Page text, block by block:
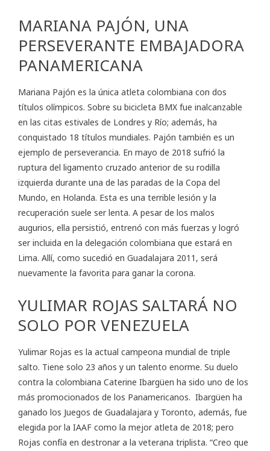
MARIANA PAJÓN, UNA
PERSEVERANTE EMBAJADORA
PANAMERICANA
Mariana Pajón es la única atleta colombiana con dos
títulos olímpicos. Sobre su bicicleta BMX fue inalcanzable
en las citas estivales de Londres y Río; además, ha
conquistado 18 títulos mundiales. Pajón también es un
ejemplo de perseverancia. En mayo de 2018 sufrió la
ruptura del ligamento cruzado anterior de su rodilla
izquierda durante una de las paradas de la Copa del
Mundo, en Holanda. Esta es una terrible lesión y la
recuperación suele ser lenta. A pesar de los malos
augurios, ella persistió, entrenó con más fuerzas y logró
ser incluida en la delegación colombiana que estará en
Lima. Allí, como sucedió en Guadalajara 2011, será
nuevamente la favorita para ganar la corona.
YULIMAR ROJAS SALTARÁ NO
SOLO POR VENEZUELA
Yulimar Rojas es la actual campeona mundial de triple
salto. Tiene solo 23 años y un talento enorme. Su duelo
contra la colombiana Caterine Ibargüen ha sido uno de los
más promocionados de los Panamericanos. Ibargüen ha
ganado los Juegos de Guadalajara y Toronto, además, fue
elegida por la IAAF como la mejor atleta de 2018; pero
Rojas confía en destronar a la veterana triplista. “Creo que